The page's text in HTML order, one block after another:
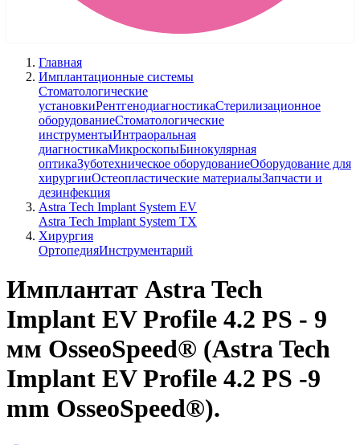
Главная
Имплантационные системы
Стоматологические
установкиРентгенодиагностикаСтерилизационное
оборудованиеСтоматологические
инструментыИнтраоральная
диагностикаМикроскопыБинокулярная
оптикаЗуботехническое оборудованиеОборудование для
хирургииОстеопластические материалыЗапчасти и
дезинфекция
Astra Tech Implant System EV
Astra Tech Implant System TX
Хирургия
ОртопедияИнструментарий
Имплантат Astra Tech
Implant EV Profile 4.2 PS - 9
мм OsseoSpeed® (Astra Tech
Implant EV Profile 4.2 PS -9
mm OsseoSpeed®).